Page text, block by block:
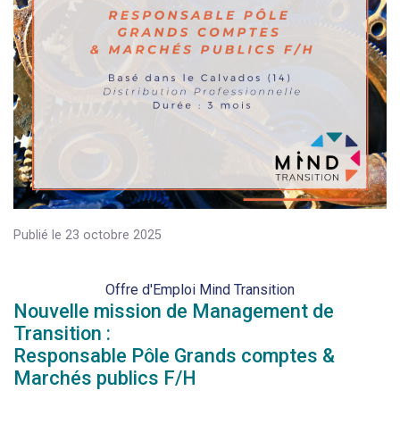
Publié le 23 octobre 2025
Offre d'Emploi Mind Transition
Nouvelle mission de Management de
Transition :
Responsable Pôle Grands comptes &
Marchés publics F/H